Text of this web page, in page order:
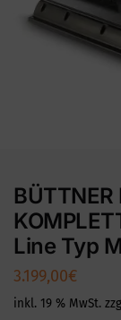
BÜTTNER
Line Typ
3.199,00€
inkl. 19 % MwSt.